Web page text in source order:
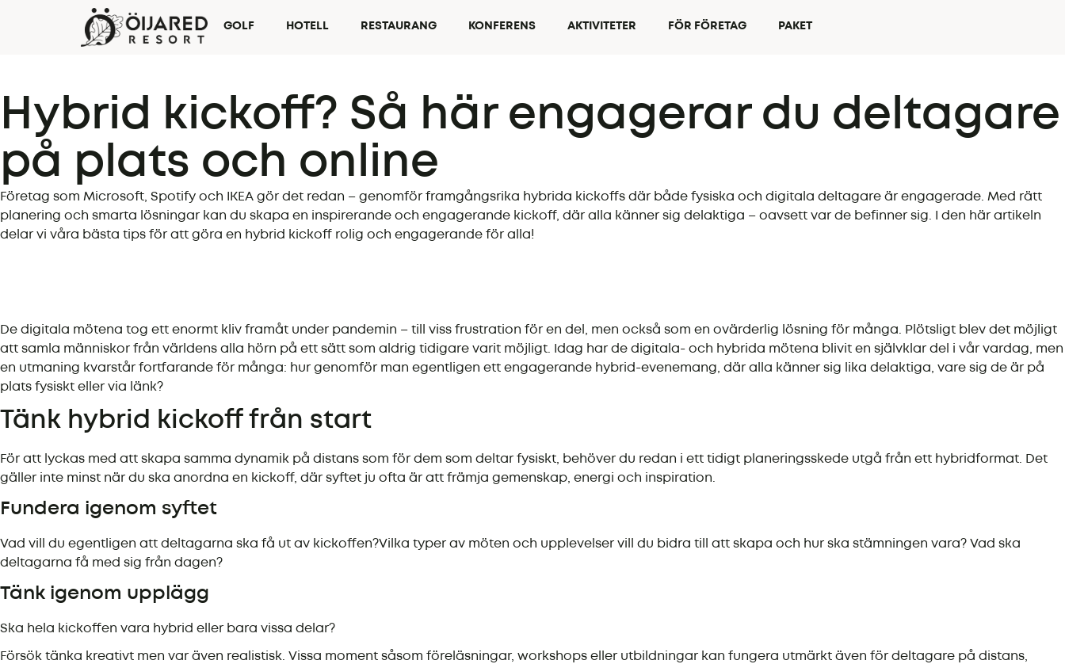
GOLF HOTELL RESTAURANG KONFERENS AKTIVITETER FÖR FÖRETAG PAKET
Hybrid kickoff? Så här engagerar du deltagare
på plats och online
Företag som Microsoft, Spotify och IKEA gör det redan – genomför framgångsrika hybrida kickoffs där både fysiska och digitala deltagare är engagerade. Med rätt
planering och smarta lösningar kan du skapa en inspirerande och engagerande kickoff, där alla känner sig delaktiga – oavsett var de befinner sig. I den här artikeln
delar vi våra bästa tips för att göra en hybrid kickoff rolig och engagerande för alla!
De digitala mötena tog ett enormt kliv framåt under pandemin – till viss frustration för en del, men också som en ovärderlig lösning för många. Plötsligt blev det möjligt
att samla människor från världens alla hörn på ett sätt som aldrig tidigare varit möjligt. Idag har de digitala- och hybrida mötena blivit en självklar del i vår vardag, men
en utmaning kvarstår fortfarande för många: hur genomför man egentligen ett engagerande hybrid-evenemang, där alla känner sig lika delaktiga, vare sig de är på
plats fysiskt eller via länk?
Tänk hybrid kickoff från start
För att lyckas med att skapa samma dynamik på distans som för dem som deltar fysiskt, behöver du redan i ett tidigt planeringsskede utgå från ett hybridformat. Det
gäller inte minst när du ska anordna en kickoff, där syftet ju ofta är att främja gemenskap, energi och inspiration.
Fundera igenom syftet
Vad vill du egentligen att deltagarna ska få ut av kickoffen?Vilka typer av möten och upplevelser vill du bidra till att skapa och hur ska stämningen vara? Vad ska
deltagarna få med sig från dagen?
Tänk igenom upplägg
Ska hela kickoffen vara hybrid eller bara vissa delar?
Försök tänka kreativt men var även realistisk. Vissa moment såsom föreläsningar, workshops eller utbildningar kan fungera utmärkt även för deltagare på distans,